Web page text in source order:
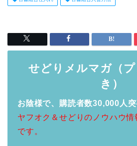
せどりメルマガ（
き）
お陰様で、購読者数30,000人突
ヤフオク＆せどりのノウハウ
です。